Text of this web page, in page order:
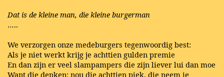
Dat is de kleine man, die kleine burgerman
…..
We verzorgen onze medeburgers tegenwoordig best:
Als je niet werkt krijg je achttien gulden premie
En dan zijn er veel slampampers die zijn liever lui dan moe
Want die denken: nou die achttien piek, die neem ie